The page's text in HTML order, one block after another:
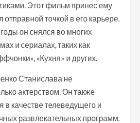
Этот фильм принес ему
отправной точкой в его карьере.
он снялся во многих
и сериалах, таких как
«Кухня» и других.
Станислава не
актерством. Он также
в качестве телеведущего и
развлекательных программ.